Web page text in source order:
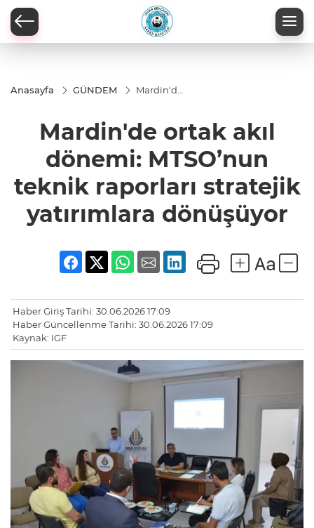
Anasayfa GÜNDEM
Mardin'de
MTSO’nun
teknik
stratejik
yatırımlara
dönüşüyor
Mardin'de ortak akıl
dönemi: MTSO’nun
teknik raporları stratejik
yatırımlara dönüşüyor
Haber Giriş Tarihi: 30.06.2026 17:09
Haber Güncellenme Tarihi: 30.06.2026 17:09
Kaynak: IGF